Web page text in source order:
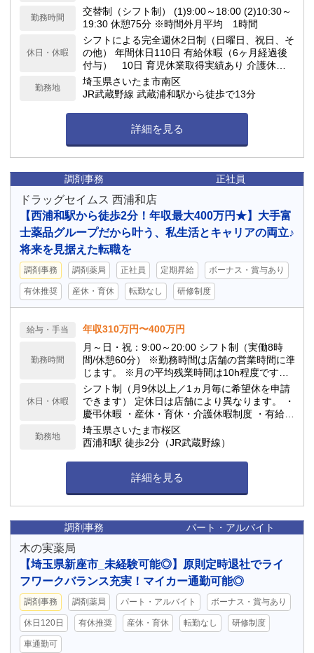
勤務時間
交替制（シフト制） (1)9:00～18:00 (2)10:30～
19:30 休憩75分 ※時間外月平均 1時間
休日・休暇
シフトによる完全週休2日制（日曜日、祝日、そ
の他） 年間休日110日 有給休暇（6ヶ月経過後
付与） 10日 育児休業取得実績あり 介護休業
取得実績あり
勤務地
埼玉県さいたま市南区
JR武蔵野線 武蔵浦和駅から徒歩で13分
詳細を見る
調剤事務 正社員
ドラッグセイムス 西浦和店
【西浦和駅から徒歩2分！年収最大400万円★】大手富
士薬品グループだから叶う、私生活とキャリアの両立♪
将来を見据えた転職を
調剤事務 調剤薬局 正社員 定期昇給 ボーナス・賞与あり
有休推奨 産休・育休 転勤なし 研修制度
給与・手当 年収310万円〜400万円
勤務時間
月～日・祝：9:00～20:00 シフト制（実働8時
間/休憩60分） ※勤務時間は店舗の営業時間に準
じます。 ※月の平均残業時間は10h程度です。
当ドラッグストアは閉局時間が早いのが特徴
で、18:00や19:00の閉局が多いです。
休日・休暇
シフト制（月9休以上／1ヵ月毎に希望休を申請
できます） 定休日は店舗により異なります。 ・
慶弔休暇 ・産休・育休・介護休暇制度 ・有給休
暇(勤務6ヶ月後10日付与) ★年間休日117日
勤務地
埼玉県さいたま市桜区
西浦和駅 徒歩2分（JR武蔵野線）
詳細を見る
調剤事務 パート・アルバイト
木の実薬局
【埼玉県新座市_未経験可能◎】原則定時退社でライ
フワークバランス充実！マイカー通勤可能◎
調剤事務 調剤薬局 パート・アルバイト ボーナス・賞与あり
休日120日 有休推奨 産休・育休 転勤なし 研修制度
車通勤可